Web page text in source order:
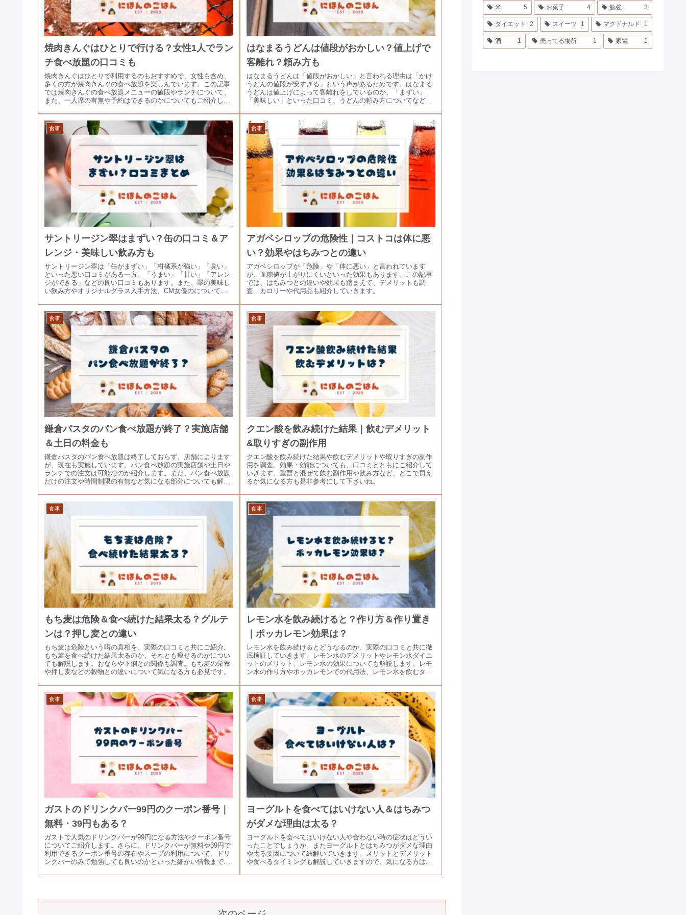
焼肉きんぐはひとりで行ける？女性1人でラン
チ食べ放題の口コミも
焼肉きんぐはひとりで利用するのもおすすめで、女性も含め、
多くの方が焼肉きんぐの食べ放題を楽しんでいます。この記事
では焼肉きんぐの食べ放題メニューの値段やランチについて、
また、一人席の有無や予約はできるのかについてもご紹介して
はなまるうどんは値段がおかしい？値上げで
客離れ？頼み方も
はなまるうどんは「値段がおかしい」と言われる理由は「かけ
うどんの値段が安すぎる」という声があるためです。はなまる
うどんは値上げによって客離れをしているのか、「まずい」
「美味しい」といった口コミ、うどんの頼み方についてなどを
食事
サントリージン翠はまずい？缶の口コミ＆ア
レンジ・美味しい飲み方も
サントリージン翠は「缶がまずい」「柑橘系が強い」「臭い」
といった悪い口コミがある一方、「うまい」「甘い」「アレン
ジができる」などの良い口コミもあります。また、翠の美味し
い飲み方やオリジナルグラス入手方法、CM女優のについても
食事
アガベシロップの危険性｜コストコは体に悪
い？効果やはちみつとの違い
アガベシロップが「危険」や「体に悪い」と言われています
が、血糖値が上がりにくいといった効果もあります。この記事
では、はちみつとの違いや効果も踏まえて、デメリットも調
査。カロリーや代用品も紹介していきます。
食事
鎌倉パスタのパン食べ放題が終了？実施店舗
＆土日の料金も
鎌倉パスタのパン食べ放題は終了しておらず、店舗によります
が、現在も実施しています。パン食べ放題の実施店舗や土日や
ランチでの注文は可能なのか紹介します。また、パン食べ放題
だけの注文や時間制限の有無など気になる部分についても解説
食事
クエン酸を飲み続けた結果｜飲むデメリット
&取りすぎの副作用
クエン酸を飲み続けた結果や飲むデメリットや取りすぎの副作
用を調査。効果・効能についても、口コミとともにご紹介して
いきます。重曹と混ぜて飲む副作用や飲み方など、どこで買え
るか気になる方も是非参考にして下さいね。
食事
もち麦は危険＆食べ続けた結果太る？グルテ
ンは？押し麦との違い
もち麦は危険という噂の真相を、実際の口コミと共にご紹介。
もち麦を食べ続けた結果太るのか、それとも痩せるのかについ
ても解説します。おならや下痢との関係も調査。もち麦の栄養
や押し麦などの穀物との違いについて気になる方も必見です。
食事
レモン水を飲み続けると？作り方＆作り置き
｜ポッカレモン効果は？
レモン水を飲み続けるとどうなるのか、実際の口コミと共に徹
底検証していきます。レモン水のデメリットやレモン水ダイエ
ットのメリット、レモン水の効果についても解説します。レモ
ン水の作り方やポッカレモンでの代用法、レモン水を飲むタイ
食事
ガストのドリンクバー99円のクーポン番号｜
無料・39円もある？
ガストで人気のドリンクバーが99円になる方法やクーポン番号
についてご紹介します。さらに、ドリンクバーが無料や39円で
利用できるクーポン番号の存在やスープの利用について、ドリ
ンクバーのみで勉強しても良いのかといった細かい情報まで解
食事
ヨーグルトを食べてはいけない人＆はちみつ
がダメな理由は太る？
ヨーグルトを食べてはいけない人や合わない時の症状はどうい
ったことでしょうか。またヨーグルトとはちみつがダメな理由
や太る要因について紐解いていきます。メリットとデメリット
や食べるタイミングも解説していきますので、気になる方はご
米 5 お菓子 4 勉強 3
ダイエット 2 スイーツ 1 マクドナルド 1
酒 1 売ってる場所 1 家電 1